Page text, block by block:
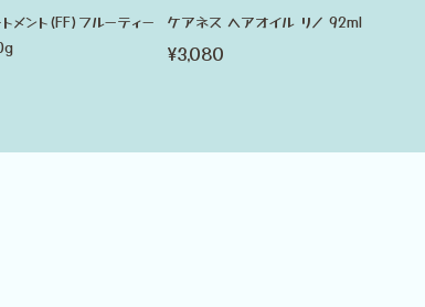
メント(FF)フルーティー
ケアネス ヘアオイル リノ 92ml
¥3,080